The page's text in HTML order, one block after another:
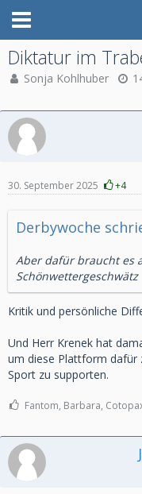
Diktatur im
Sonja Kohlhuber
30. September 2025 +4
Derbywoche
Aber dafür braucht es
Schönwettergeschwätz
Kritik und persönliche
Und Herr Krenek hat
um diese Plattform dafür
Sport zu supporten.
Fantom, Barbara,